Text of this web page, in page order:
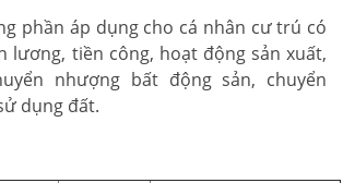
phần áp dụng cho cá nhân cư trú có
lương, tiền công, hoạt động sản xuất,
nhượng bất động sản, chuyển
dụng đất.